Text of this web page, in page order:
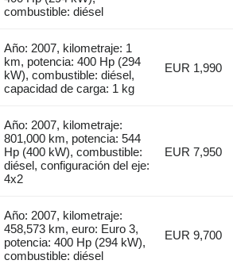
combustible: diésel
Año: 2007, kilometraje: 1
km, potencia: 400 Hp (294
kW), combustible: diésel,
capacidad de carga: 1 kg
EUR 1,990
Año: 2007, kilometraje:
801,000 km, potencia: 544
Hp (400 kW), combustible:
diésel, configuración del eje:
4x2
EUR 7,950
Año: 2007, kilometraje:
458,573 km, euro: Euro 3,
potencia: 400 Hp (294 kW),
combustible: diésel
EUR 9,700